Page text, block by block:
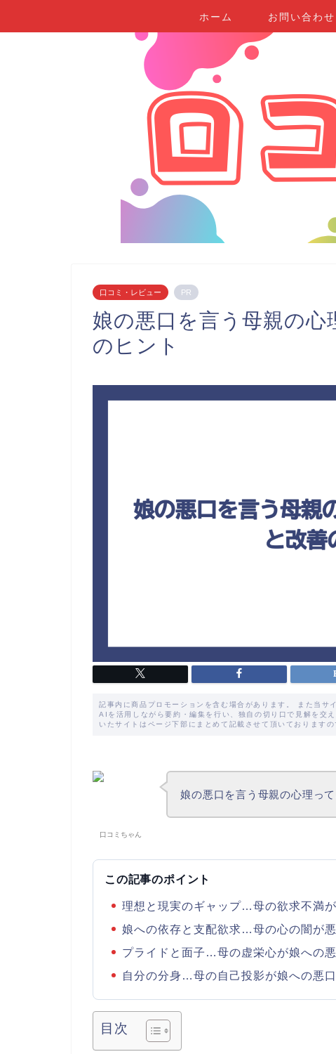
ホーム お問い合わせ
口コミ・レビュー PR
娘の悪口を言う母親の
のヒント
記事内に商品プロモーションを含む場合があります。 また当サ
AIを活用しながら要約・編集を行い、独自の切り口で見解を交
いたサイトはページ下部にまとめて記載させて頂いております
口コミちゃん
娘の悪口を言う母親の心理っ
この記事のポイント
理想と現実のギャップ…母の欲求不満
娘への依存と支配欲求…母の心の闇が
プライドと面子…母の虚栄心が娘への
自分の分身…母の自己投影が娘への悪
目次